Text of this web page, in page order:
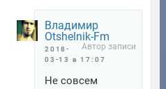
Владимир
Otshelnik-Fm
2018-
03-13 в 17:07
Не совсем